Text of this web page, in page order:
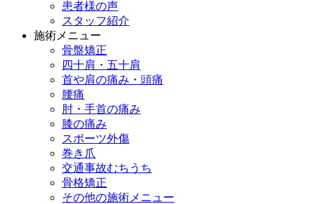
患者様の声
スタッフ紹介
施術メニュー
骨盤矯正
四十肩・五十肩
首や肩の痛み・頭痛
腰痛
肘・手首の痛み
膝の痛み
スポーツ外傷
巻き爪
交通事故むちうち
骨格矯正
その他の施術メニュー